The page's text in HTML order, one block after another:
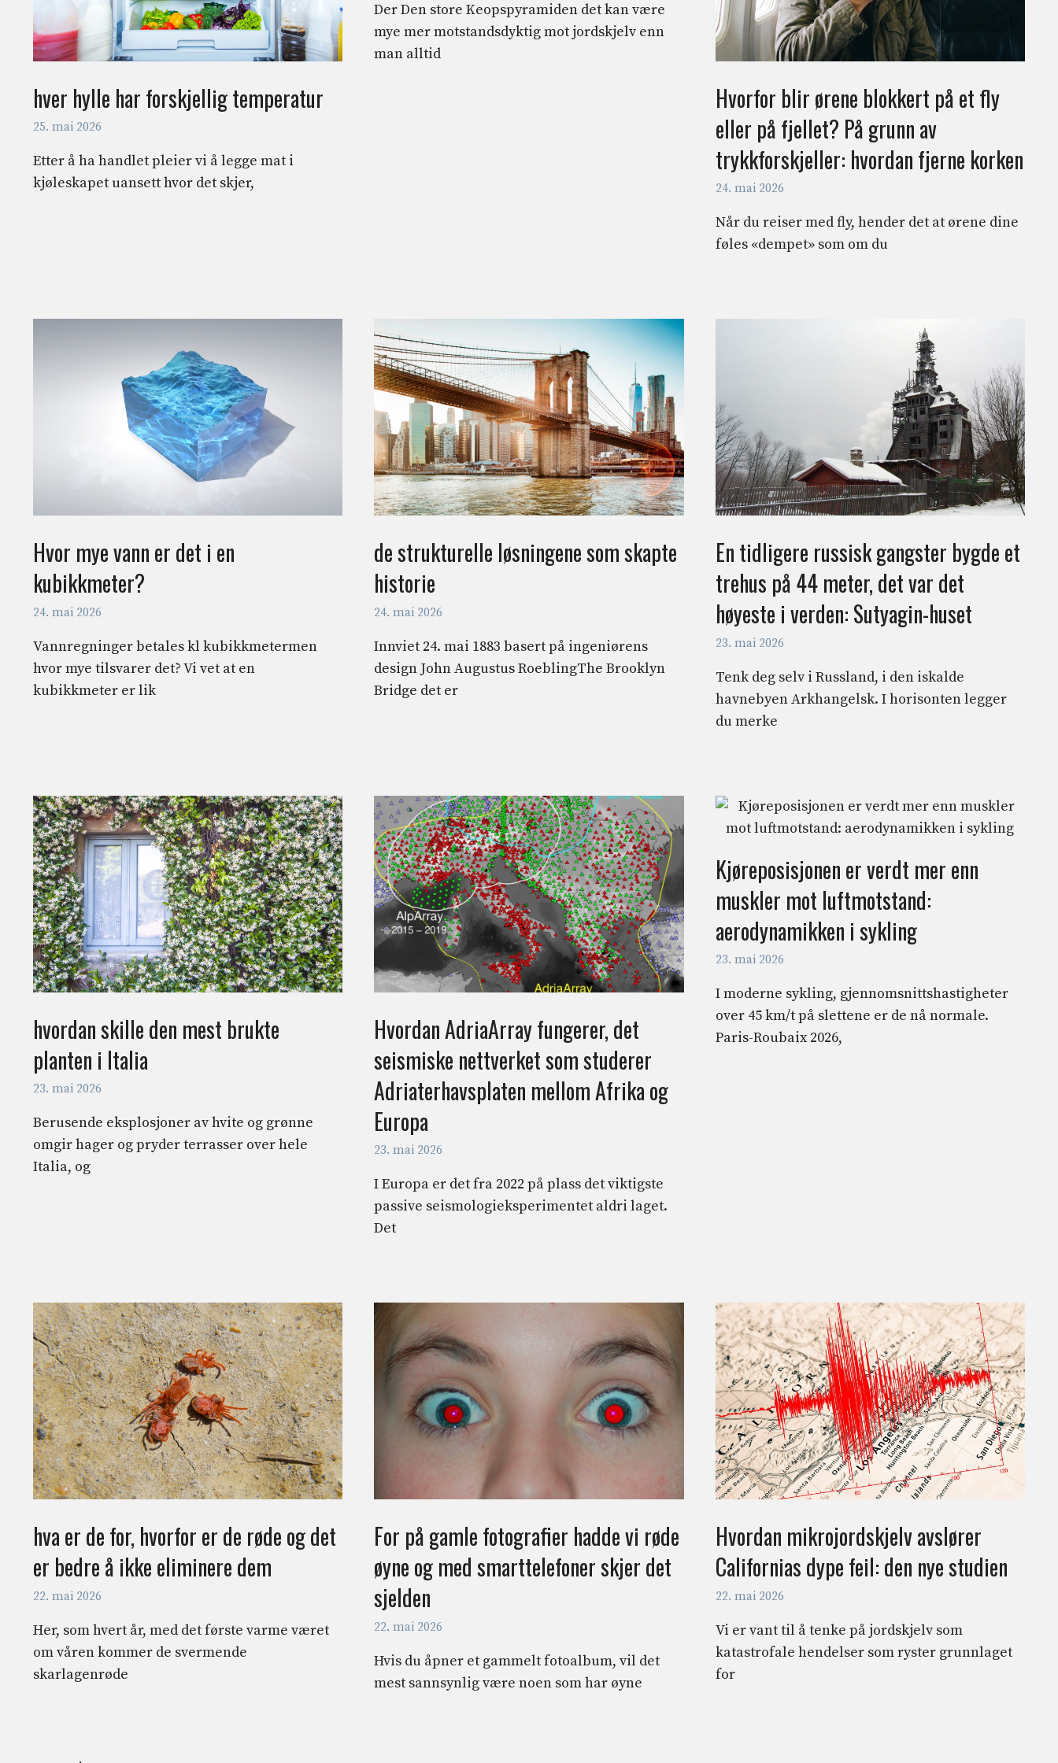
hver hylle har forskjellig temperatur
25. mai 2026
Etter å ha handlet pleier vi å legge mat i
kjøleskapet uansett hvor det skjer,
Der Den store Keopspyramiden det kan være
mye mer motstandsdyktig mot jordskjelv enn
man alltid
Hvorfor blir ørene blokkert på et fly
eller på fjellet? På grunn av
trykkforskjeller: hvordan fjerne korken
24. mai 2026
Når du reiser med fly, hender det at ørene dine
føles «dempet» som om du
Hvor mye vann er det i en
kubikkmeter?
24. mai 2026
Vannregninger betales kl kubikkmetermen
hvor mye tilsvarer det? Vi vet at en
kubikkmeter er lik
de strukturelle løsningene som skapte
historie
24. mai 2026
Innviet 24. mai 1883 basert på ingeniørens
design John Augustus RoeblingThe Brooklyn
Bridge det er
En tidligere russisk gangster bygde et
trehus på 44 meter, det var det
høyeste i verden: Sutyagin-huset
23. mai 2026
Tenk deg selv i Russland, i den iskalde
havnebyen Arkhangelsk. I horisonten legger
du merke
hvordan skille den mest brukte
planten i Italia
23. mai 2026
Berusende eksplosjoner av hvite og grønne
omgir hager og pryder terrasser over hele
Italia, og
Hvordan AdriaArray fungerer, det
seismiske nettverket som studerer
Adriaterhavsplaten mellom Afrika og
Europa
23. mai 2026
I Europa er det fra 2022 på plass det viktigste
passive seismologieksperimentet aldri laget.
Det
Kjøreposisjonen er verdt mer enn
muskler mot luftmotstand:
aerodynamikken i sykling
23. mai 2026
I moderne sykling, gjennomsnittshastigheter
over 45 km/t på slettene er de nå normale.
Paris-Roubaix 2026,
hva er de for, hvorfor er de røde og det
er bedre å ikke eliminere dem
22. mai 2026
Her, som hvert år, med det første varme været
om våren kommer de svermende
skarlagenrøde
For på gamle fotografier hadde vi røde
øyne og med smarttelefoner skjer det
sjelden
22. mai 2026
Hvis du åpner et gammelt fotoalbum, vil det
mest sannsynlig være noen som har øyne
Hvordan mikrojordskjelv avslører
Californias dype feil: den nye studien
22. mai 2026
Vi er vant til å tenke på jordskjelv som
katastrofale hendelser som ryster grunnlaget
for